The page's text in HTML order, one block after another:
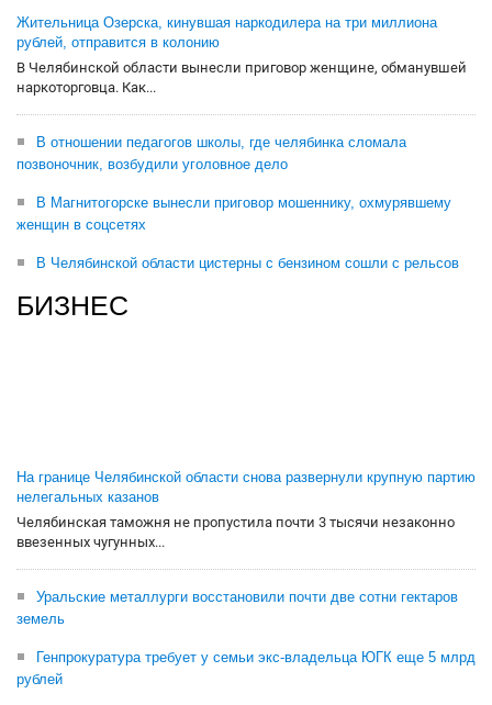
Жительница Озерска, кинувшая наркодилера на три миллиона
рублей, отправится в колонию
В Челябинской области вынесли приговор женщине, обманувшей
наркоторговца. Как...
В отношении педагогов школы, где челябинка сломала
позвоночник, возбудили уголовное дело
В Магнитогорске вынесли приговор мошеннику, охмурявшему
женщин в соцсетях
В Челябинской области цистерны с бензином сошли с рельсов
БИЗНЕС
На границе Челябинской области снова развернули крупную партию
нелегальных казанов
Челябинская таможня не пропустила почти 3 тысячи незаконно
ввезенных чугунных...
Уральские металлурги восстановили почти две сотни гектаров
земель
Генпрокуратура требует у семьи экс-владельца ЮГК еще 5 млрд
рублей